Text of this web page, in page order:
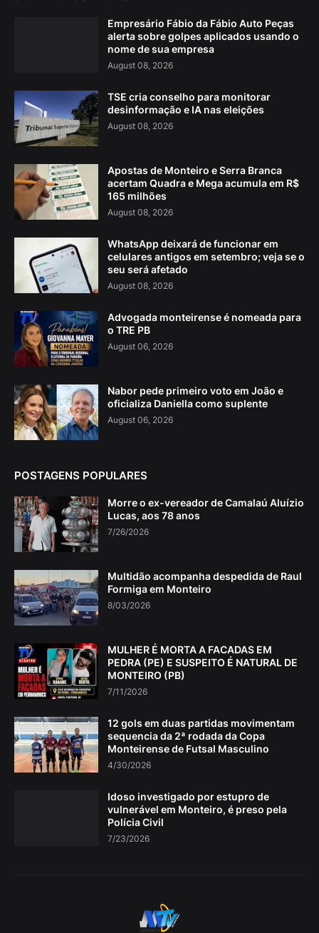
Empresário Fábio da Fábio Auto Peças
alerta sobre golpes aplicados usando o
nome de sua empresa
August 08, 2026
TSE cria conselho para monitorar
desinformação e IA nas eleições
August 08, 2026
Apostas de Monteiro e Serra Branca
acertam Quadra e Mega acumula em R$
165 milhões
August 08, 2026
WhatsApp deixará de funcionar em
celulares antigos em setembro; veja se o
seu será afetado
August 08, 2026
Advogada monteirense é nomeada para
o TRE PB
August 06, 2026
Nabor pede primeiro voto em João e
oficializa Daniella como suplente
August 06, 2026
POSTAGENS POPULARES
Morre o ex-vereador de Camalaú Aluízio
Lucas, aos 78 anos
7/26/2026
Multidão acompanha despedida de Raul
Formiga em Monteiro
8/03/2026
MULHER É MORTA A FACADAS EM
PEDRA (PE) E SUSPEITO É NATURAL DE
MONTEIRO (PB)
7/11/2026
12 gols em duas partidas movimentam
sequencia da 2ª rodada da Copa
Monteirense de Futsal Masculino
4/30/2026
Idoso investigado por estupro de
vulnerável em Monteiro, é preso pela
Polícia Civil
7/23/2026